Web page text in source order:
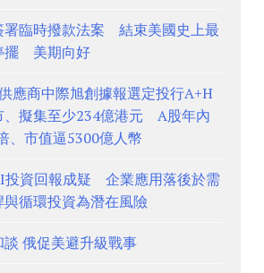
署臨時撥款法案 結束美國史上最
擺 美期向好
應商中際旭創據報選定投行A+H
、擬集至少234億港元 A股年內
、市值逼5300億人幣
投資回報成疑 企業應用落後於需
循環投資為潛在風險
俄促美避升級戰事